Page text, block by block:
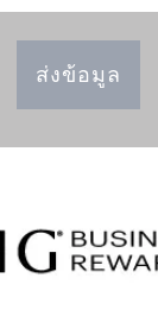
ส่งข้อมูล